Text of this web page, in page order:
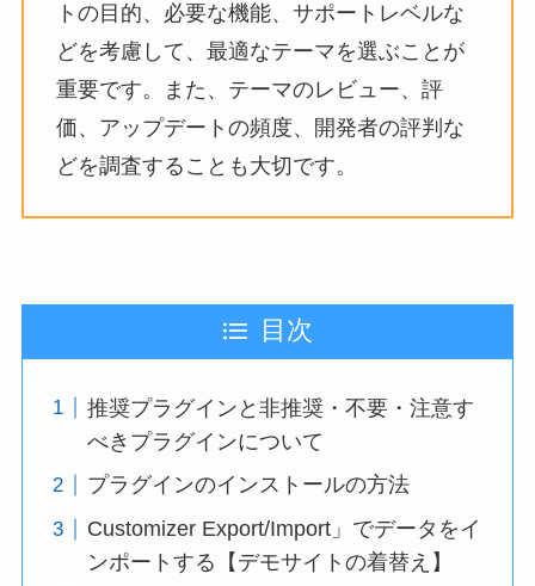
トの目的、必要な機能、サポートレベルな
どを考慮して、最適なテーマを選ぶことが
重要です。また、テーマのレビュー、評
価、アップデートの頻度、開発者の評判な
どを調査することも大切です。
目次
推奨プラグインと非推奨・不要・注意す
べきプラグインについて
プラグインのインストールの方法
Customizer Export/Import」でデータをイ
ンポートする【デモサイトの着替え】